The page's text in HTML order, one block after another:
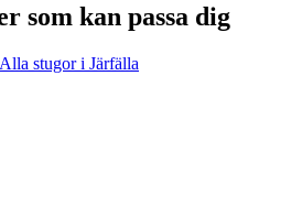
som kan passa dig
Alla stugor i Järfälla